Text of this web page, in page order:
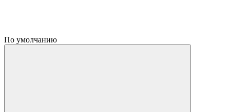
По умолчанию